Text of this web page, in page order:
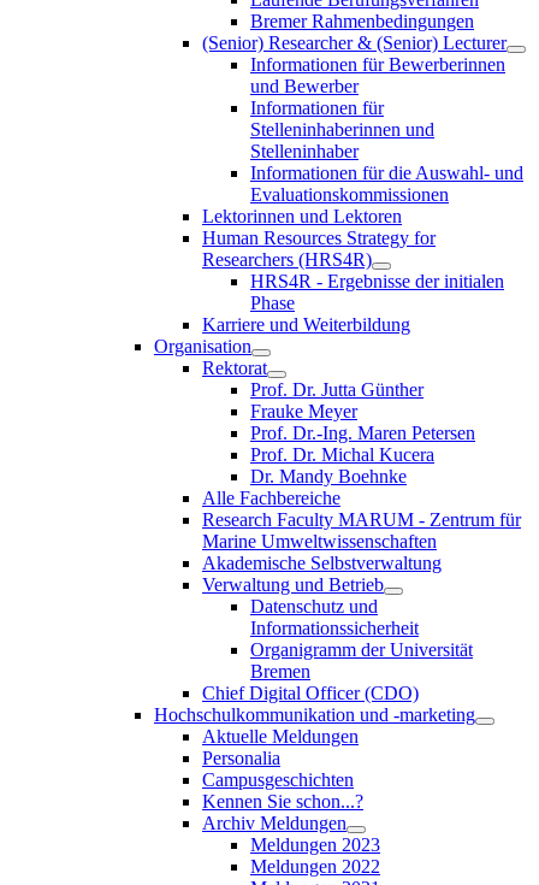
Bremer Rahmenbedingungen
(Senior) Researcher & (Senior) Lecturer
Informationen für Bewerberinnen
und Bewerber
Informationen für
Stelleninhaberinnen und
Stelleninhaber
Informationen für die Auswahl- und
Evaluationskommissionen
Lektorinnen und Lektoren
Human Resources Strategy for
Researchers (HRS4R)
HRS4R - Ergebnisse der initialen
Phase
Karriere und Weiterbildung
Organisation
Rektorat
Prof. Dr. Jutta Günther
Frauke Meyer
Prof. Dr.-Ing. Maren Petersen
Prof. Dr. Michal Kucera
Dr. Mandy Boehnke
Alle Fachbereiche
Research Faculty MARUM - Zentrum für
Marine Umweltwissenschaften
Akademische Selbstverwaltung
Verwaltung und Betrieb
Datenschutz und
Informationssicherheit
Organigramm der Universität
Bremen
Chief Digital Officer (CDO)
Hochschulkommunikation und -marketing
Aktuelle Meldungen
Personalia
Campusgeschichten
Kennen Sie schon...?
Archiv Meldungen
Meldungen 2023
Meldungen 2022